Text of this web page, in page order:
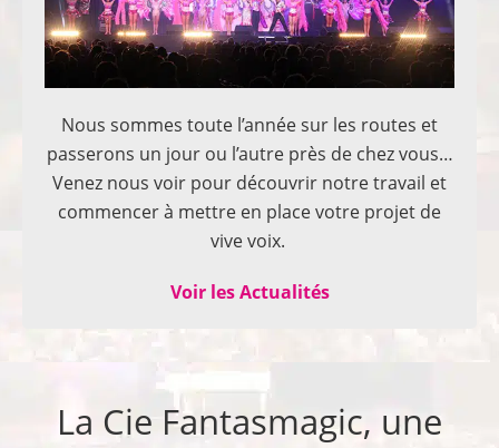
Nous sommes toute l’année sur les routes et
passerons un jour ou l’autre près de chez vous…
Venez nous voir pour découvrir notre travail et
commencer à mettre en place votre projet de
vive voix.
Voir les Actualités
La Cie Fantasmagic, une